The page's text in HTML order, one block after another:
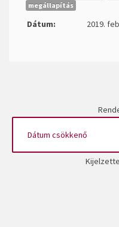
megállapítás
Dátum:
2019.